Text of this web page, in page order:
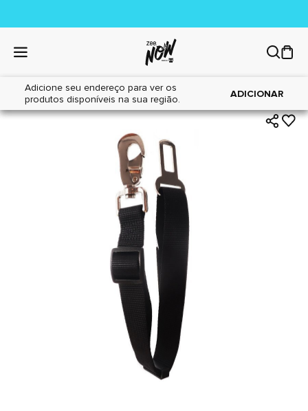
Adicione seu endereço para ver os
produtos disponíveis na sua região.
ADICIONAR
Home|Cães|Acessórios